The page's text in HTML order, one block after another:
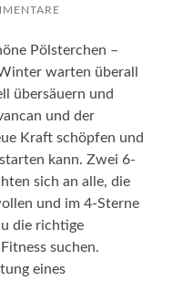
und im 4-Sterne
suchen.
eines
Patrick Schopa aus
Wellness-
und
und
auch noch ein